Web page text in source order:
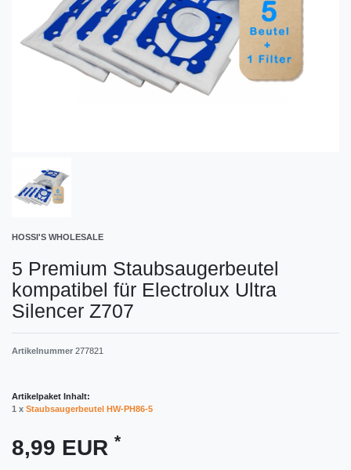
HOSSI'S WHOLESALE
5 Premium Staubsaugerbeutel
kompatibel für Electrolux Ultra
Silencer Z707
Artikelnummer 277821
Artikelpaket Inhalt:
1 x Staubsaugerbeutel HW-PH86-5
8,99 EUR *